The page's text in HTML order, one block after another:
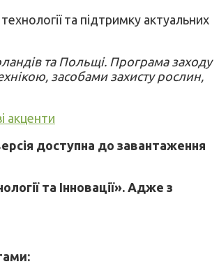
та підтримку актуальних
та Польщі. Програма заходу
засобами захисту рослин,
акценти
доступна до завантаження
та Інновації». Адже з